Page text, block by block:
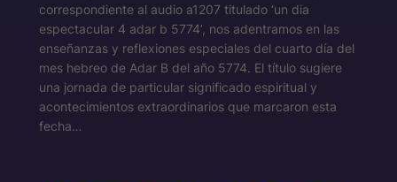
correspondiente al audio a1207 titulado ‘un dia
espectacular 4 adar b 5774’, nos adentramos en las
enseñanzas y reflexiones especiales del cuarto día del
mes hebreo de Adar B del año 5774. El título sugiere
una jornada de particular significado espiritual y
acontecimientos extraordinarios que marcaron esta
fecha…